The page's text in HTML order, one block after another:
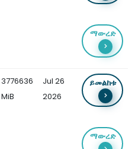
ማውረድ
3776636
MiB
Jul 26
2026
ይመልከቱ
ማውረድ